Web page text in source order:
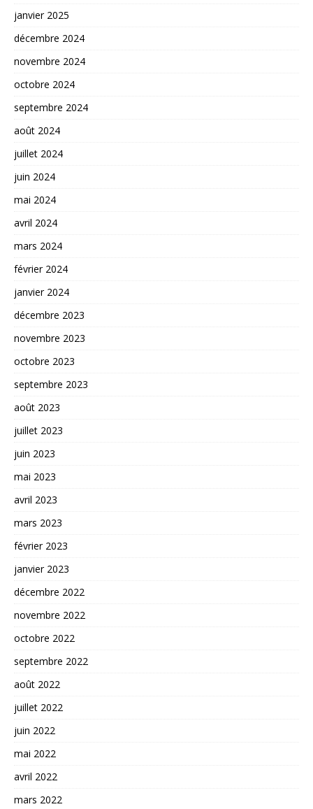
janvier 2025
décembre 2024
novembre 2024
octobre 2024
septembre 2024
août 2024
juillet 2024
juin 2024
mai 2024
avril 2024
mars 2024
février 2024
janvier 2024
décembre 2023
novembre 2023
octobre 2023
septembre 2023
août 2023
juillet 2023
juin 2023
mai 2023
avril 2023
mars 2023
février 2023
janvier 2023
décembre 2022
novembre 2022
octobre 2022
septembre 2022
août 2022
juillet 2022
juin 2022
mai 2022
avril 2022
mars 2022